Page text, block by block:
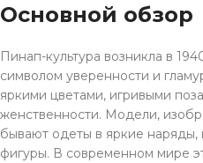
Основной обзор
Пинап-культура возникла в
символом уверенности и
яркими цветами, игривыми
женственности. Модели,
бывают одеты в яркие
фигуры. В современном мире